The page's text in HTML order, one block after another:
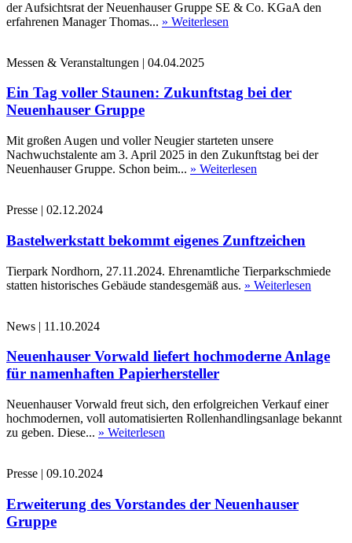
der Aufsichtsrat der Neuenhauser Gruppe SE & Co. KGaA den
erfahrenen Manager Thomas... » Weiterlesen
Messen & Veranstaltungen | 04.04.2025
Ein Tag voller Staunen: Zukunftstag bei der
Neuenhauser Gruppe
Mit großen Augen und voller Neugier starteten unsere
Nachwuchstalente am 3. April 2025 in den Zukunftstag bei der
Neuenhauser Gruppe. Schon beim... » Weiterlesen
Presse | 02.12.2024
Bastelwerkstatt bekommt eigenes Zunftzeichen
Tierpark Nordhorn, 27.11.2024. Ehrenamtliche Tierparkschmiede
statten historisches Gebäude standesgemäß aus. » Weiterlesen
News | 11.10.2024
Neuenhauser Vorwald liefert hochmoderne Anlage
für namenhaften Papierhersteller
Neuenhauser Vorwald freut sich, den erfolgreichen Verkauf einer
hochmodernen, voll automatisierten Rollenhandlingsanlage bekannt
zu geben. Diese... » Weiterlesen
Presse | 09.10.2024
Erweiterung des Vorstandes der Neuenhauser
Gruppe